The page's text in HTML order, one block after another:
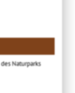
Naturparks